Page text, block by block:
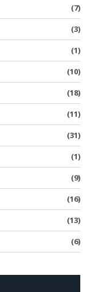
(7)
(3)
(1)
(10)
(18)
(11)
(31)
(1)
(9)
(16)
(13)
(6)